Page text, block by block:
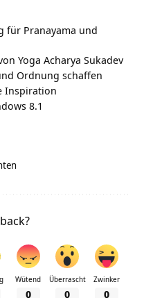
für Pranayama und
Yoga Acharya Sukadev
Ordnung schaffen
Inspiration
8.1
Wütend
0
Überrascht
0
Zwinker
0